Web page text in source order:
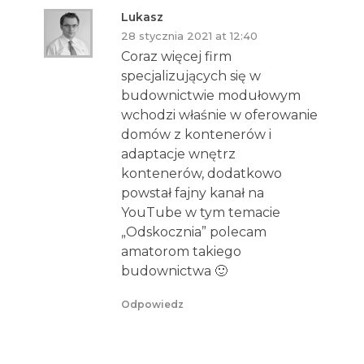
Lukasz
28 stycznia 2021 at 12:40
Coraz więcej firm
specjalizujących się w
budownictwie modułowym
wchodzi właśnie w oferowanie
domów z kontenerów i
adaptacje wnętrz
kontenerów, dodatkowo
powstał fajny kanał na
YouTube w tym temacie
„Odskocznia” polecam
amatorom takiego
budownictwa 🙂
Odpowiedz